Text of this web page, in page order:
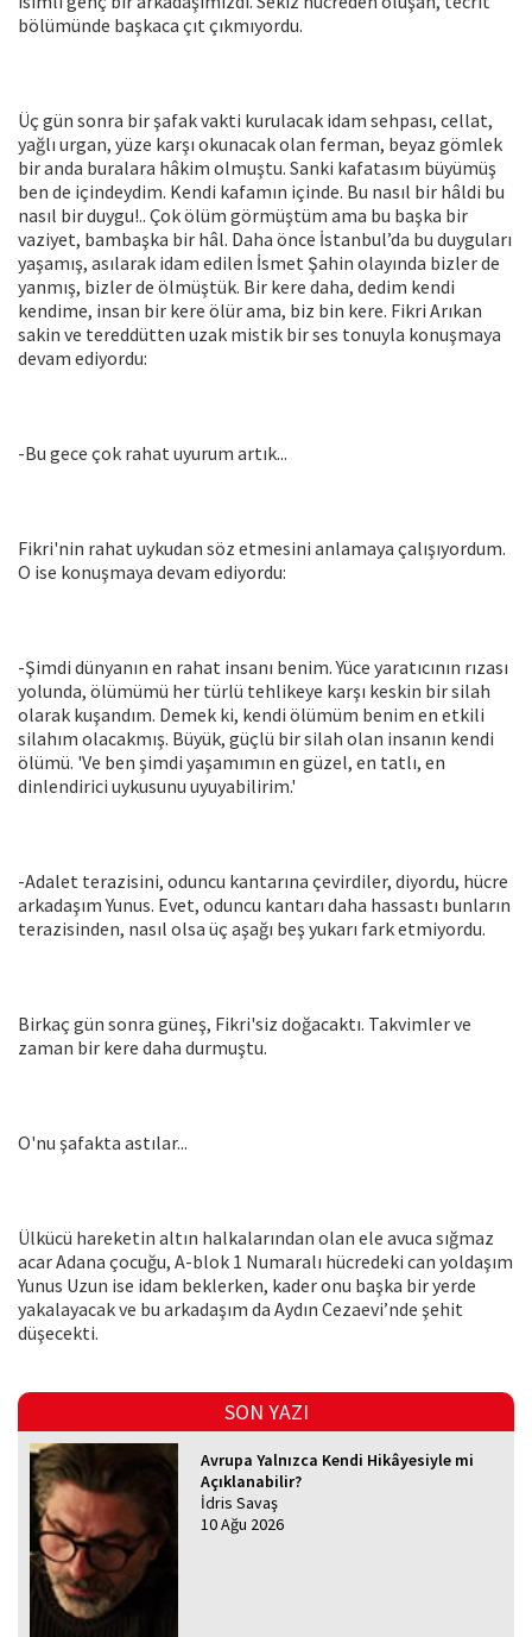
bölümünde başkaca çıt çıkmıyordu.
Üç gün sonra bir şafak vakti kurulacak idam sehpası, cellat,
yağlı urgan, yüze karşı okunacak olan ferman, beyaz gömlek
bir anda buralara hâkim olmuştu. Sanki kafatasım büyümüş
ben de içindeydim. Kendi kafamın içinde. Bu nasıl bir hâldi bu
nasıl bir duygu!.. Çok ölüm görmüştüm ama bu başka bir
vaziyet, bambaşka bir hâl. Daha önce İstanbul’da bu duyguları
yaşamış, asılarak idam edilen İsmet Şahin olayında bizler de
yanmış, bizler de ölmüştük. Bir kere daha, dedim kendi
kendime, insan bir kere ölür ama, biz bin kere. Fikri Arıkan
sakin ve tereddütten uzak mistik bir ses tonuyla konuşmaya
devam ediyordu:
-Bu gece çok rahat uyurum artık...
Fikri'nin rahat uykudan söz etmesini anlamaya çalışıyordum.
O ise konuşmaya devam ediyordu:
-Şimdi dünyanın en rahat insanı benim. Yüce yaratıcının rızası
yolunda, ölümümü her türlü tehlikeye karşı keskin bir silah
olarak kuşandım. Demek ki, kendi ölümüm benim en etkili
silahım olacakmış. Büyük, güçlü bir silah olan insanın kendi
ölümü. 'Ve ben şimdi yaşamımın en güzel, en tatlı, en
dinlendirici uykusunu uyuyabilirim.'
-Adalet terazisini, oduncu kantarına çevirdiler, diyordu, hücre
arkadaşım Yunus. Evet, oduncu kantarı daha hassastı bunların
terazisinden, nasıl olsa üç aşağı beş yukarı fark etmiyordu.
Birkaç gün sonra güneş, Fikri'siz doğacaktı. Takvimler ve
zaman bir kere daha durmuştu.
O'nu şafakta astılar...
Ülkücü hareketin altın halkalarından olan ele avuca sığmaz
acar Adana çocuğu, A-blok 1 Numaralı hücredeki can yoldaşım
Yunus Uzun ise idam beklerken, kader onu başka bir yerde
yakalayacak ve bu arkadaşım da Aydın Cezaevi’nde şehit
düşecekti.
SON YAZI
Avrupa Yalnızca Kendi Hikâyesiyle mi
Açıklanabilir?
İdris Savaş
10 Ağu 2026